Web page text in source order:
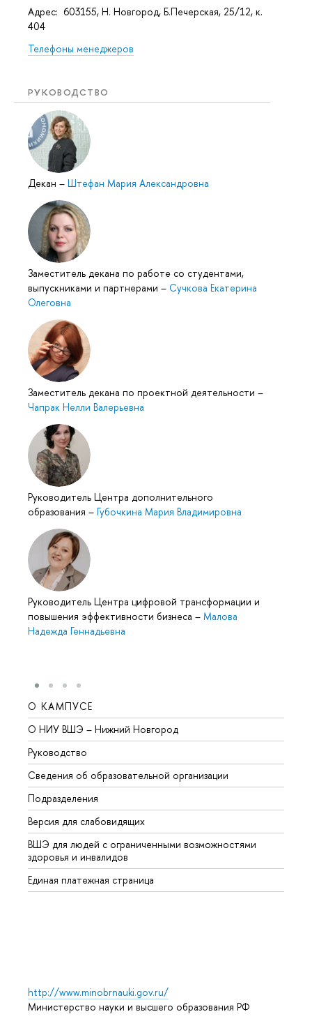
Адрес: 603155, Н. Новгород, Б.Печерская, 25/12, к.
404
Телефоны менеджеров
РУКОВОДСТВО
Декан – Штефан Мария Александровна
Заместитель декана по работе со студентами,
выпускниками и партнерами – Сучкова Екатерина
Олеговна
Заместитель декана по проектной деятельности –
Чапрак Нелли Валерьевна
Руководитель Центра дополнительного
образования – Губочкина Мария Владимировна
Руководитель Центра цифровой трансформации и
повышения эффективности бизнеса – Малова
Надежда Геннадьевна
О КАМПУСЕ
О НИУ ВШЭ – Нижний Новгород
Руководство
Сведения об образовательной организации
Подразделения
Версия для слабовидящих
ВШЭ для людей с ограниченными возможностями
здоровья и инвалидов
Единая платежная страница
http://www.minobrnauki.gov.ru/
Министерство науки и высшего образования РФ